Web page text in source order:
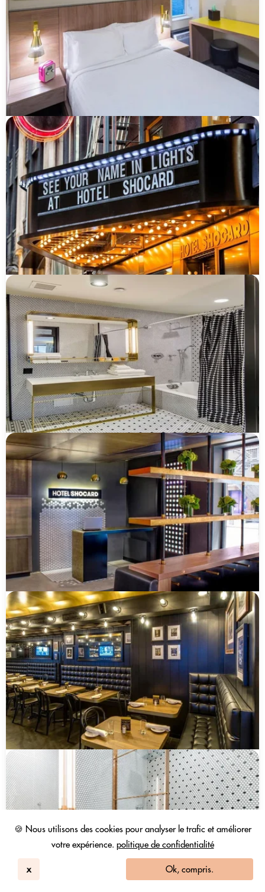
🍪 Nous utilisons des cookies pour analyser le trafic et améliorer
votre expérience. politique de confidentialité
x Ok, compris.